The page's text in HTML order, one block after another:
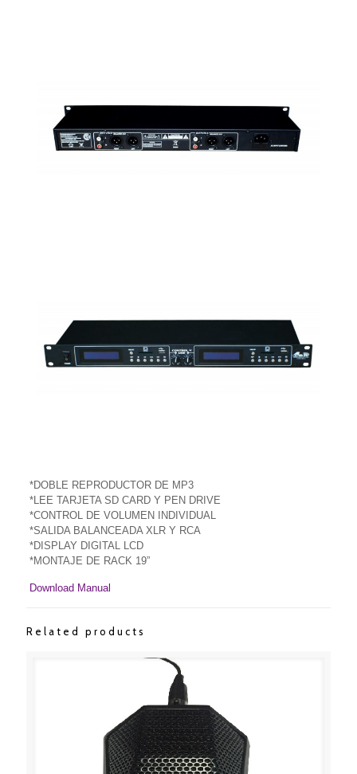
*DOBLE REPRODUCTOR DE MP3
*LEE TARJETA SD CARD Y PEN DRIVE
*CONTROL DE VOLUMEN INDIVIDUAL
*SALIDA BALANCEADA XLR Y RCA
*DISPLAY DIGITAL LCD
*MONTAJE DE RACK 19”
Download Manual
Related products